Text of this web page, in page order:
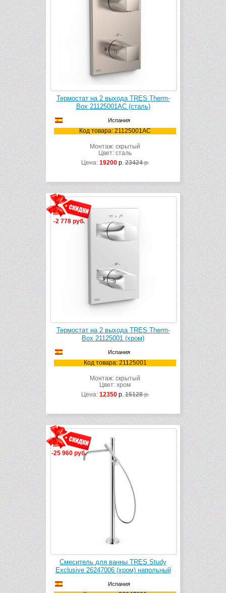
Термостат на 2 выхода TRES Therm-
Box 21125001AC (сталь)
Испания
Код товара: 21125001AC
Монтаж: скрытый
Цвет: сталь
Цена: 19200р.23424р.
-2 778 руб.
Термостат на 2 выхода TRES Therm-
Box 21125001 (хром)
Испания
Код товара: 21125001
Монтаж: скрытый
Цвет: хром
Цена: 12350р.15128р.
-25 960 руб.
Смеситель для ванны TRES Study
Exclusive 26247006 (хром) напольный
Испания